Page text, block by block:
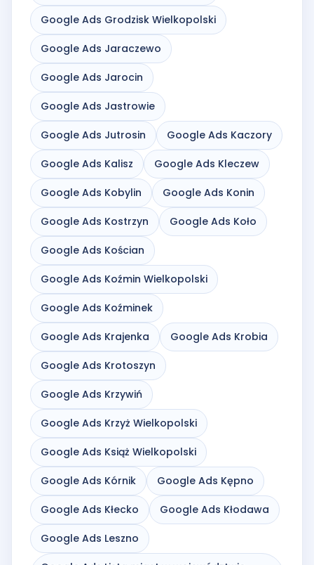
Google Ads Grodzisk Wielkopolski
Google Ads Jaraczewo
Google Ads Jarocin
Google Ads Jastrowie
Google Ads Jutrosin Google Ads Kaczory
Google Ads Kalisz Google Ads Kleczew
Google Ads Kobylin Google Ads Konin
Google Ads Kostrzyn Google Ads Koło
Google Ads Kościan
Google Ads Koźmin Wielkopolski
Google Ads Koźminek
Google Ads Krajenka Google Ads Krobia
Google Ads Krotoszyn
Google Ads Krzywiń
Google Ads Krzyż Wielkopolski
Google Ads Książ Wielkopolski
Google Ads Kórnik Google Ads Kępno
Google Ads Kłecko Google Ads Kłodawa
Google Ads Leszno